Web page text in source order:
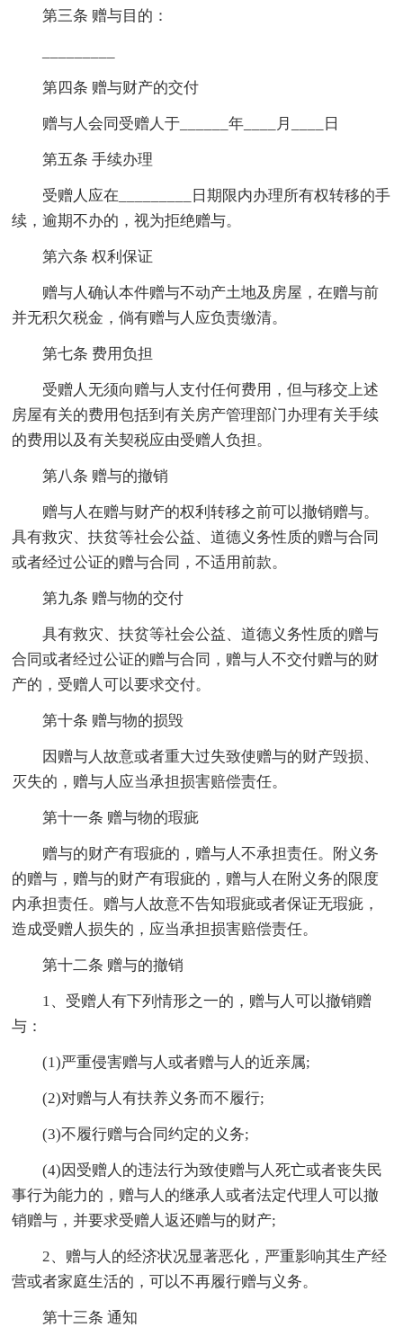
第三条 赠与目的：
第四条 赠与财产的交付
赠与人会同受赠人于______年____月____日
第五条 手续办理
受赠人应在_________日期限内办理所有权转移的手
续，逾期不办的，视为拒绝赠与。
第六条 权利保证
赠与人确认本件赠与不动产土地及房屋，在赠与前
并无积欠税金，倘有赠与人应负责缴清。
第七条 费用负担
受赠人无须向赠与人支付任何费用，但与移交上述
房屋有关的费用包括到有关房产管理部门办理有关手续
的费用以及有关契税应由受赠人负担。
第八条 赠与的撤销
赠与人在赠与财产的权利转移之前可以撤销赠与。
具有救灾、扶贫等社会公益、道德义务性质的赠与合同
或者经过公证的赠与合同，不适用前款。
第九条 赠与物的交付
具有救灾、扶贫等社会公益、道德义务性质的赠与
合同或者经过公证的赠与合同，赠与人不交付赠与的财
产的，受赠人可以要求交付。
第十条 赠与物的损毁
因赠与人故意或者重大过失致使赠与的财产毁损、
灭失的，赠与人应当承担损害赔偿责任。
第十一条 赠与物的瑕疵
赠与的财产有瑕疵的，赠与人不承担责任。附义务
的赠与，赠与的财产有瑕疵的，赠与人在附义务的限度
内承担责任。赠与人故意不告知瑕疵或者保证无瑕疵，
造成受赠人损失的，应当承担损害赔偿责任。
第十二条 赠与的撤销
1、受赠人有下列情形之一的，赠与人可以撤销赠
与：
(1)严重侵害赠与人或者赠与人的近亲属;
(2)对赠与人有扶养义务而不履行;
(3)不履行赠与合同约定的义务;
(4)因受赠人的违法行为致使赠与人死亡或者丧失民
事行为能力的，赠与人的继承人或者法定代理人可以撤
销赠与，并要求受赠人返还赠与的财产;
2、赠与人的经济状况显著恶化，严重影响其生产经
营或者家庭生活的，可以不再履行赠与义务。
第十三条 通知